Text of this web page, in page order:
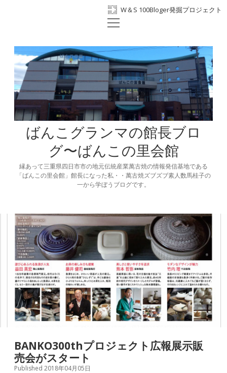
W＆S 100Bloger発掘プロジェクト
ホーム
プロフィール
BANKO300th
ばんこの里会館
facebook
open
ばんこグランマの館長ブロ
グ〜ばんこの里会館
縁あって三重県四日市市の地元伝統産業萬古焼の情報発信基地である
「ばんこの里会館」館長になった私・・萬古焼ズブズブ素人数馬桂子の
一から学ぼうブログです。
BANKO300thプロジェクト広報展示販
売会がスタート
Published 2018年04月05日